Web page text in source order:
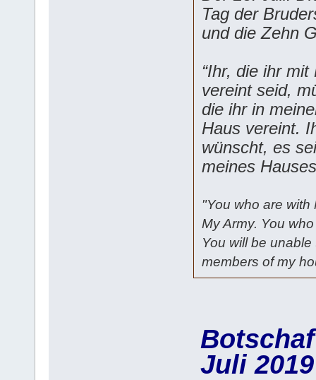
Tag der
und die Zehn
“Ihr, die ihr
vereint seid,
die ihr in
Haus vereint.
wünscht, es
meines
"You who are
My Army. You
You will be
members of my
Juli 2019